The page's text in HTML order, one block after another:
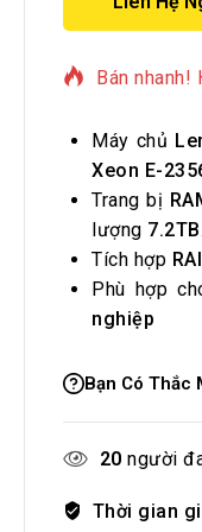
13 sản
Bán
Máy chủ
Xeon E-
Trang bị
lượng 7.2TB
Tích hợp
Phù hợp
nghiệp
Bạn Có Thắc
20 người
Thời gian